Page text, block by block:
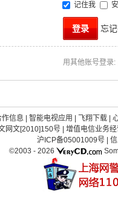
记住我
忘记
用其他账号登录:
作信息 智能电视应用 飞翔下载
网文[2010]150号
增值电信业务
沪ICP备05001009号|
©2003 - 2026